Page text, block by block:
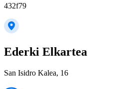
432f79
Ederki Elkartea
San Isidro Kalea, 16